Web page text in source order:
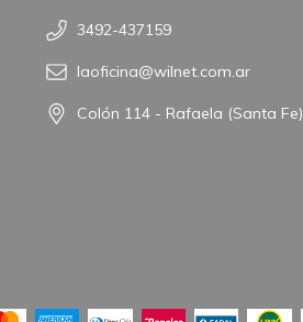
3492-437159
laoficina@wilnet.com.ar
Colón 114 - Rafaela (Santa Fe)